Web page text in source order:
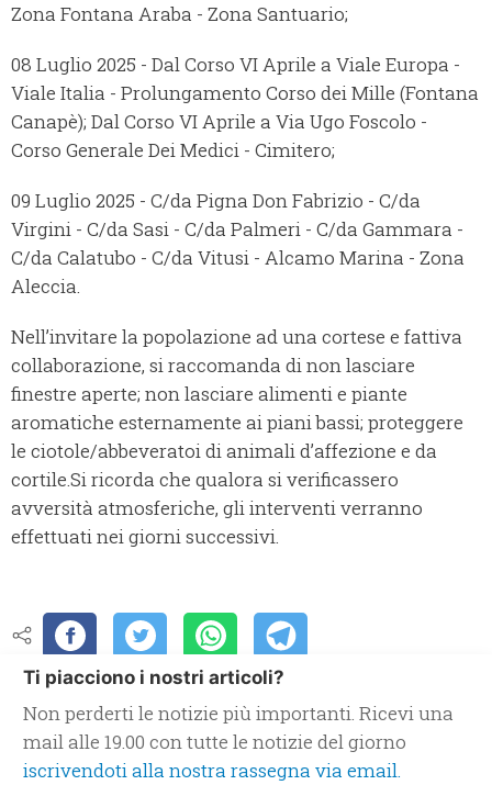
Zona Fontana Araba - Zona Santuario;
08 Luglio 2025 - Dal Corso VI Aprile a Viale Europa -
Viale Italia - Prolungamento Corso dei Mille (Fontana
Canapè); Dal Corso VI Aprile a Via Ugo Foscolo -
Corso Generale Dei Medici - Cimitero;
09 Luglio 2025 - C/da Pigna Don Fabrizio - C/da
Virgini - C/da Sasi - C/da Palmeri - C/da Gammara -
C/da Calatubo - C/da Vitusi - Alcamo Marina - Zona
Aleccia.
Nell’invitare la popolazione ad una cortese e fattiva
collaborazione, si raccomanda di non lasciare
finestre aperte; non lasciare alimenti e piante
aromatiche esternamente ai piani bassi; proteggere
le ciotole/abbeveratoi di animali d’affezione e da
cortile.Si ricorda che qualora si verificassero
avversità atmosferiche, gli interventi verranno
effettuati nei giorni successivi.
Ti piacciono i nostri articoli?
Non perderti le notizie più importanti. Ricevi una
mail alle 19.00 con tutte le notizie del giorno
iscrivendoti alla nostra rassegna via email.